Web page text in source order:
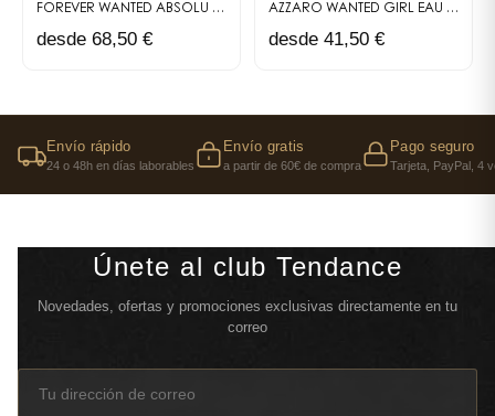
FOREVER WANTED ABSOLU FRAGRANCE MASCULINE DE
desde 68,50 €
AZZARO WANTED GIRL EAU DE PARFUM
desde 41,50 €
Envío rápido
24 o 48h en días laborables
Envío gratis
a partir de 60€ de compra
Pago seguro
Tarjeta, PayPal, 4
Únete al club Tendance
Novedades, ofertas y promociones exclusivas directamente en tu
correo